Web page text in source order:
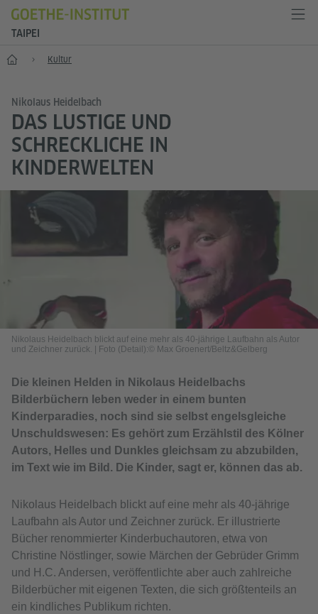
TAIPEI
Start Kultur
Nikolaus Heidelbach
DAS LUSTIGE UND
SCHRECKLICHE IN
KINDERWELTEN
Nikolaus Heidelbach blickt auf eine mehr als 40-jährige Laufbahn als Autor
und Zeichner zurück.
Foto (Detail):© Max Groenert/Beltz&Gelberg
Die kleinen Helden in Nikolaus Heidelbachs
Bilderbüchern leben weder in einem bunten
Kinderparadies, noch sind sie selbst engelsgleiche
Unschuldswesen: Es gehört zum Erzählstil des Kölner
Autors, Helles und Dunkles gleichsam zu abzubilden,
im Text wie im Bild. Die Kinder, sagt er, können das ab.
Nikolaus Heidelbach blickt auf eine mehr als 40-jährige
Laufbahn als Autor und Zeichner zurück. Er illustrierte
Bücher renommierter Kinderbuchautoren, etwa von
Christine Nöstlinger, sowie Märchen der Gebrüder Grimm
und H.C. Andersen, veröffentlichte aber auch zahlreiche
Bilderbücher mit eigenen Texten, die sich größtenteils an
ein kindliches Publikum richten.